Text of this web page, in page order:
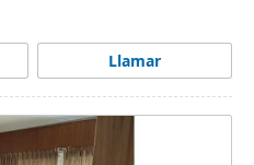
Llamar